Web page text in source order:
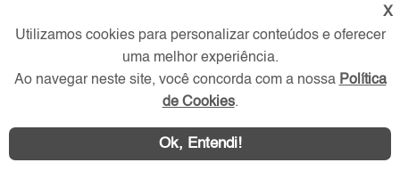
X
Utilizamos cookies para personalizar conteúdos e oferecer
uma melhor experiência.
Ao navegar neste site, você concorda com a nossa Política
de Cookies.
Ok, Entendi!